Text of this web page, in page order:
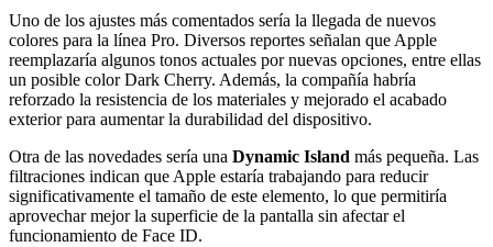
Uno de los ajustes más comentados sería la llegada de nuevos
colores para la línea Pro. Diversos reportes señalan que Apple
reemplazaría algunos tonos actuales por nuevas opciones, entre ellas
un posible color Dark Cherry. Además, la compañía habría
reforzado la resistencia de los materiales y mejorado el acabado
exterior para aumentar la durabilidad del dispositivo.
Otra de las novedades sería una Dynamic Island más pequeña. Las
filtraciones indican que Apple estaría trabajando para reducir
significativamente el tamaño de este elemento, lo que permitiría
aprovechar mejor la superficie de la pantalla sin afectar el
funcionamiento de Face ID.